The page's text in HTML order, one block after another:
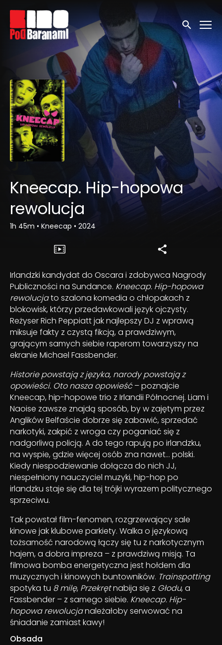
Linki ułatwień dostępu
Wyszukaj
Kneecap. Hip-hopowa
rewolucja
1h 45m • Kneecap • 2024
Irlandzki kandydat do Oscara i zdobywca Nagrody
Publiczności na Sundance. Kneecap. Hip-hopowa
rewolucjato szalona komedia o chłopakach z
blokowisk, którzy przedawkowali język ojczysty.
Reżyser Rich Peppiatt jak najlepszy DJ z wprawą
miksuje fakty z czystą fikcją, a prawdziwym,
grającym samych siebie raperom towarzyszy na
ekranie Michael Fassbender.
Historie powstają z języka, narody powstają z
opowieści. Oto nasza opowieść– poznajcie
Kneecap, hip-hopowe trio z Irlandii Północnej. Liam i
Naoise zawsze znajdą sposób, by w zajętym przez
Anglików Belfaście dobrze się zabawić, sprzedać
narkotyki, zakpić z wroga czy poganiać się z
nadgorliwą policją. A do tego rapują po irlandzku,
na wyspie, gdzie więcej osób zna nawet… polski.
Kiedy niespodziewanie dołącza do nich JJ,
niespełniony nauczyciel muzyki, hip-hop po
irlandzku staje się dla tej trójki wyrazem politycznego
sprzeciwu.
Tak powstał film-fenomen, rozgrzewający sale
kinowe jak klubowe parkiety. Walka o językową
tożsamość narodową łączy się tu z narkotycznym
hajem, a dobra impreza – z prawdziwą misją. Ta
filmowa bomba energetyczna jest hołdem dla
muzycznych i kinowych buntowników. Trainspotting
spotyka tu 8 milę, Przekrętnabija się z Głodu, a
Fassbender – z samego siebie. Kneecap. Hip-
hopowa rewolucjanależałoby serwować na
śniadanie zamiast kawy!
Obsada